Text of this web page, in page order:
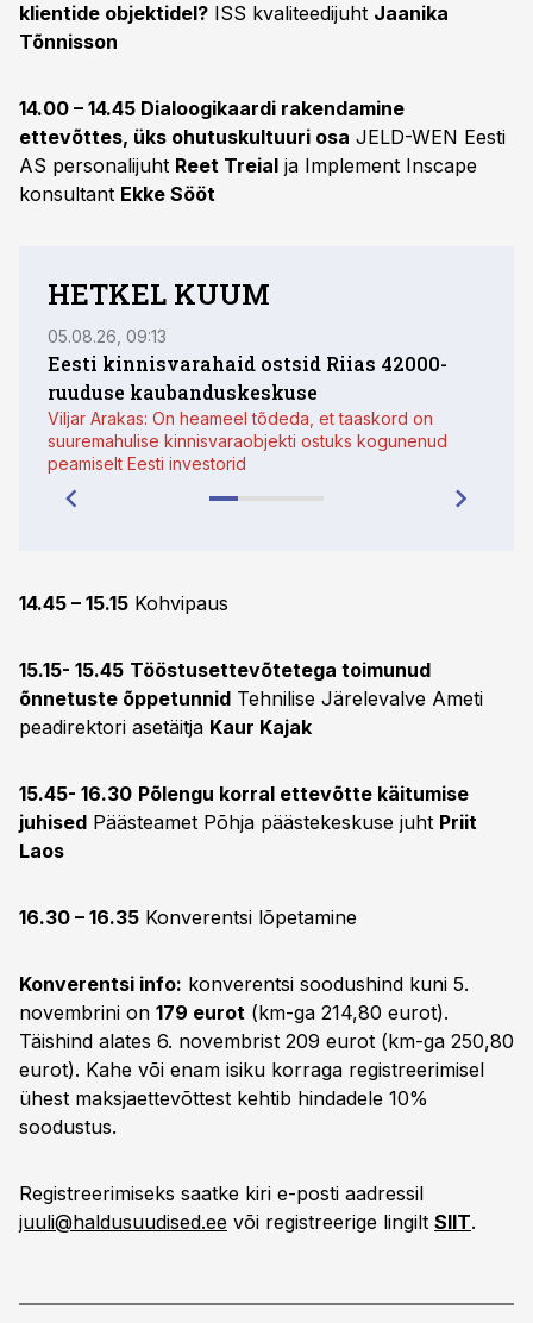
klientide objektidel? ISS kvaliteedijuht Jaanika
Tõnnisson
14.00 – 14.45 Dialoogikaardi rakendamine
ettevõttes, üks ohutuskultuuri osa JELD-WEN Eesti
AS personalijuht Reet Treial ja Implement Inscape
konsultant Ekke Sööt
HETKEL KUUM
05.08.26, 09:13
Eesti kinnisvarahaid ostsid Riias 42000-
ruuduse kaubanduskeskuse
Viljar Arakas: On heameel tõdeda, et taaskord on
suuremahulise kinnisvaraobjekti ostuks kogunenud
peamiselt Eesti investorid
14.45 – 15.15 Kohvipaus
15.15- 15.45 Tööstusettevõtetega toimunud
õnnetuste õppetunnid Tehnilise Järelevalve Ameti
peadirektori asetäitja Kaur Kajak
15.45- 16.30 Põlengu korral ettevõtte käitumise
juhised Päästeamet Põhja päästekeskuse juht Priit
Laos
16.30 – 16.35 Konverentsi lõpetamine
Konverentsi info: konverentsi soodushind kuni 5.
novembrini on 179 eurot (km-ga 214,80 eurot).
Täishind alates 6. novembrist 209 eurot (km-ga 250,80
eurot). Kahe või enam isiku korraga registreerimisel
ühest maksjaettevõttest kehtib hindadele 10%
soodustus.
Registreerimiseks saatke kiri e-posti aadressil
juuli@haldusuudised.ee või registreerige lingilt SIIT.